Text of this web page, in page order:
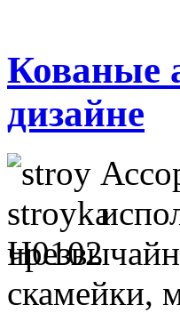
Кованые
дизайне
скамейки,